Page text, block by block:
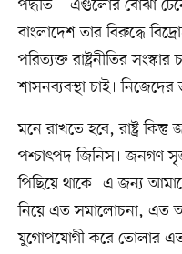
পদ্ধতি—এগুলোর বোঝা
বাংলাদেশ তার বিরুদ্ধে
পরিত্যক্ত রাষ্ট্রনীতির
শাসনব্যবস্থা চাই।
মনে রাখতে হবে, রাষ্ট্র
পশ্চাৎপদ জিনিস। জনগণ
পিছিয়ে থাকে। এ জন্য
নিয়ে এত সমালোচনা, এত
যুগোপযোগী করে তোলার এত